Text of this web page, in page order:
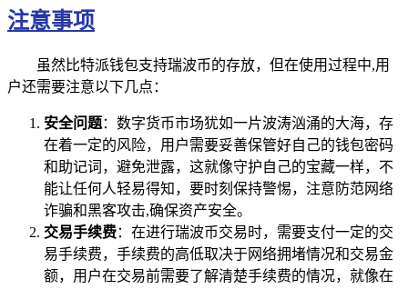
注意事项
虽然比特派钱包支持瑞波币的存放，但在使用过程中,用
户还需要注意以下几点：
安全问题：数字货币市场犹如一片波涛汹涌的大海，存
在着一定的风险，用户需要妥善保管好自己的钱包密码
和助记词，避免泄露，这就像守护自己的宝藏一样，不
能让任何人轻易得知，要时刻保持警惕，注意防范网络
诈骗和黑客攻击,确保资产安全。
交易手续费：在进行瑞波币交易时，需要支付一定的交
易手续费，手续费的高低取决于网络拥堵情况和交易金
额，用户在交易前需要了解清楚手续费的情况，就像在